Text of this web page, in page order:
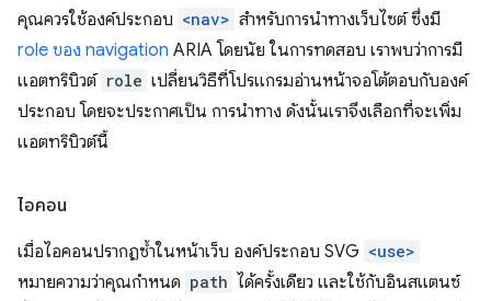
คุณควรใช้องค์ประกอบ <nav> สำหรับการนำทางเว็บไซต์ ซึ่งมี
role ของ navigation ARIA โดยนัย ในการทดสอบ เราพบว่าการมี
แอตทริบิวต์ role เปลี่ยนวิธีที่โปรแกรมอ่านหน้าจอโต้ตอบกับองค์
ประกอบ โดยจะประกาศเป็น การนำทาง ดังนั้นเราจึงเลือกที่จะเพิ่ม
แอตทริบิวต์นี้
ไอคอน
เมื่อไอคอนปรากฏซ้ำในหน้าเว็บ องค์ประกอบ SVG <use>
หมายความว่าคุณกำหนด path ได้ครั้งเดียว และใช้กับอินสแตนซ์